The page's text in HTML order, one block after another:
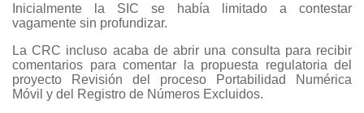
Inicialmente la SIC se había limitado a contestar
vagamente sin profundizar.
La CRC incluso acaba de abrir una consulta para recibir
comentarios para comentar la propuesta regulatoria del
proyecto Revisión del proceso Portabilidad Numérica
Móvil y del Registro de Números Excluidos.